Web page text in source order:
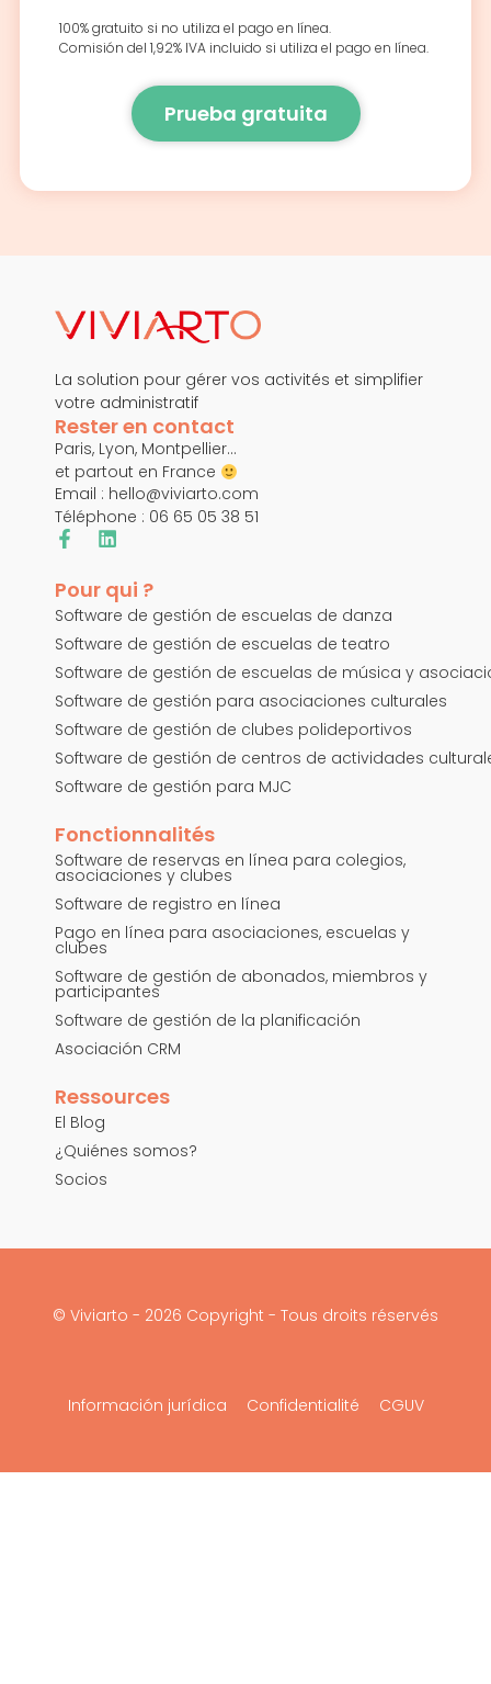
100% gratuito si no utiliza el pago en línea.
Comisión del 1,92% IVA incluido si utiliza el pago en línea.
Prueba gratuita
La solution pour gérer vos activités et simplifier
votre administratif
Rester en contact
Paris, Lyon, Montpellier…
et partout en France
Email : hello@viviarto.com
Téléphone : 06 65 05 38 51
Pour qui ?
Software de gestión de escuelas de danza
Software de gestión de escuelas de teatro
Software de gestión de escuelas de música y
Software de gestión para asociaciones culturales
Software de gestión de clubes polideportivos
Software de gestión de centros de actividades
Software de gestión para MJC
Fonctionnalités
Software de reservas en línea para colegios,
asociaciones y clubes
Software de registro en línea
Pago en línea para asociaciones, escuelas y
clubes
Software de gestión de abonados, miembros y
participantes
Software de gestión de la planificación
Asociación CRM
Ressources
El Blog
¿Quiénes somos?
Socios
© Viviarto - 2026 Copyright - Tous droits réservés
Información jurídica Confidentialité CGUV